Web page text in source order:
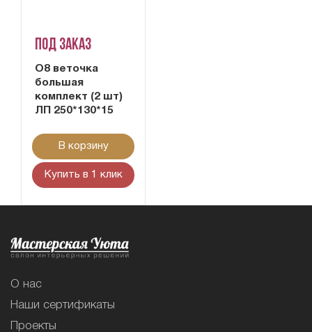
Под заказ
О8 веточка
большая
комплект (2 шт)
ЛП 250*130*15
В корзину
Купить в 1 клик
О нас
Наши сертификаты
Проекты